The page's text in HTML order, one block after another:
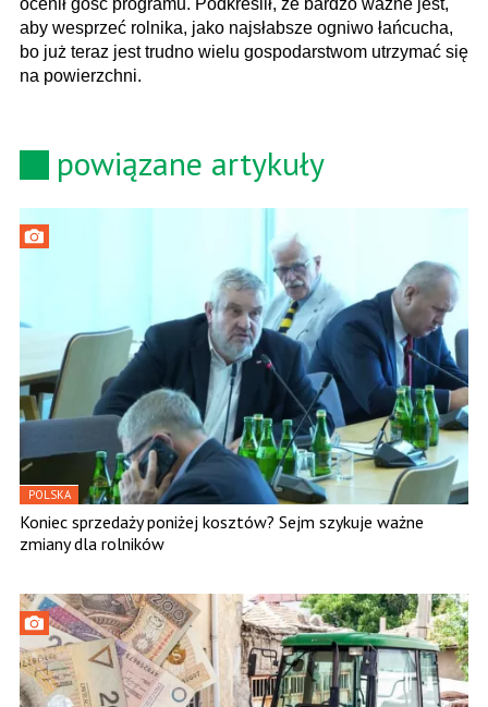
aby wesprzeć rolnika, jako najsłabsze ogniwo łańcucha,
bo już teraz jest trudno wielu gospodarstwom utrzymać się
na powierzchni.
powiązane artykuły
POLSKA
Koniec sprzedaży poniżej kosztów? Sejm szykuje ważne
zmiany dla rolników